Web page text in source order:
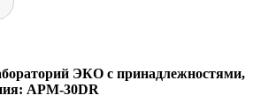
ЭКО с принадлежностями,
APM-30DR